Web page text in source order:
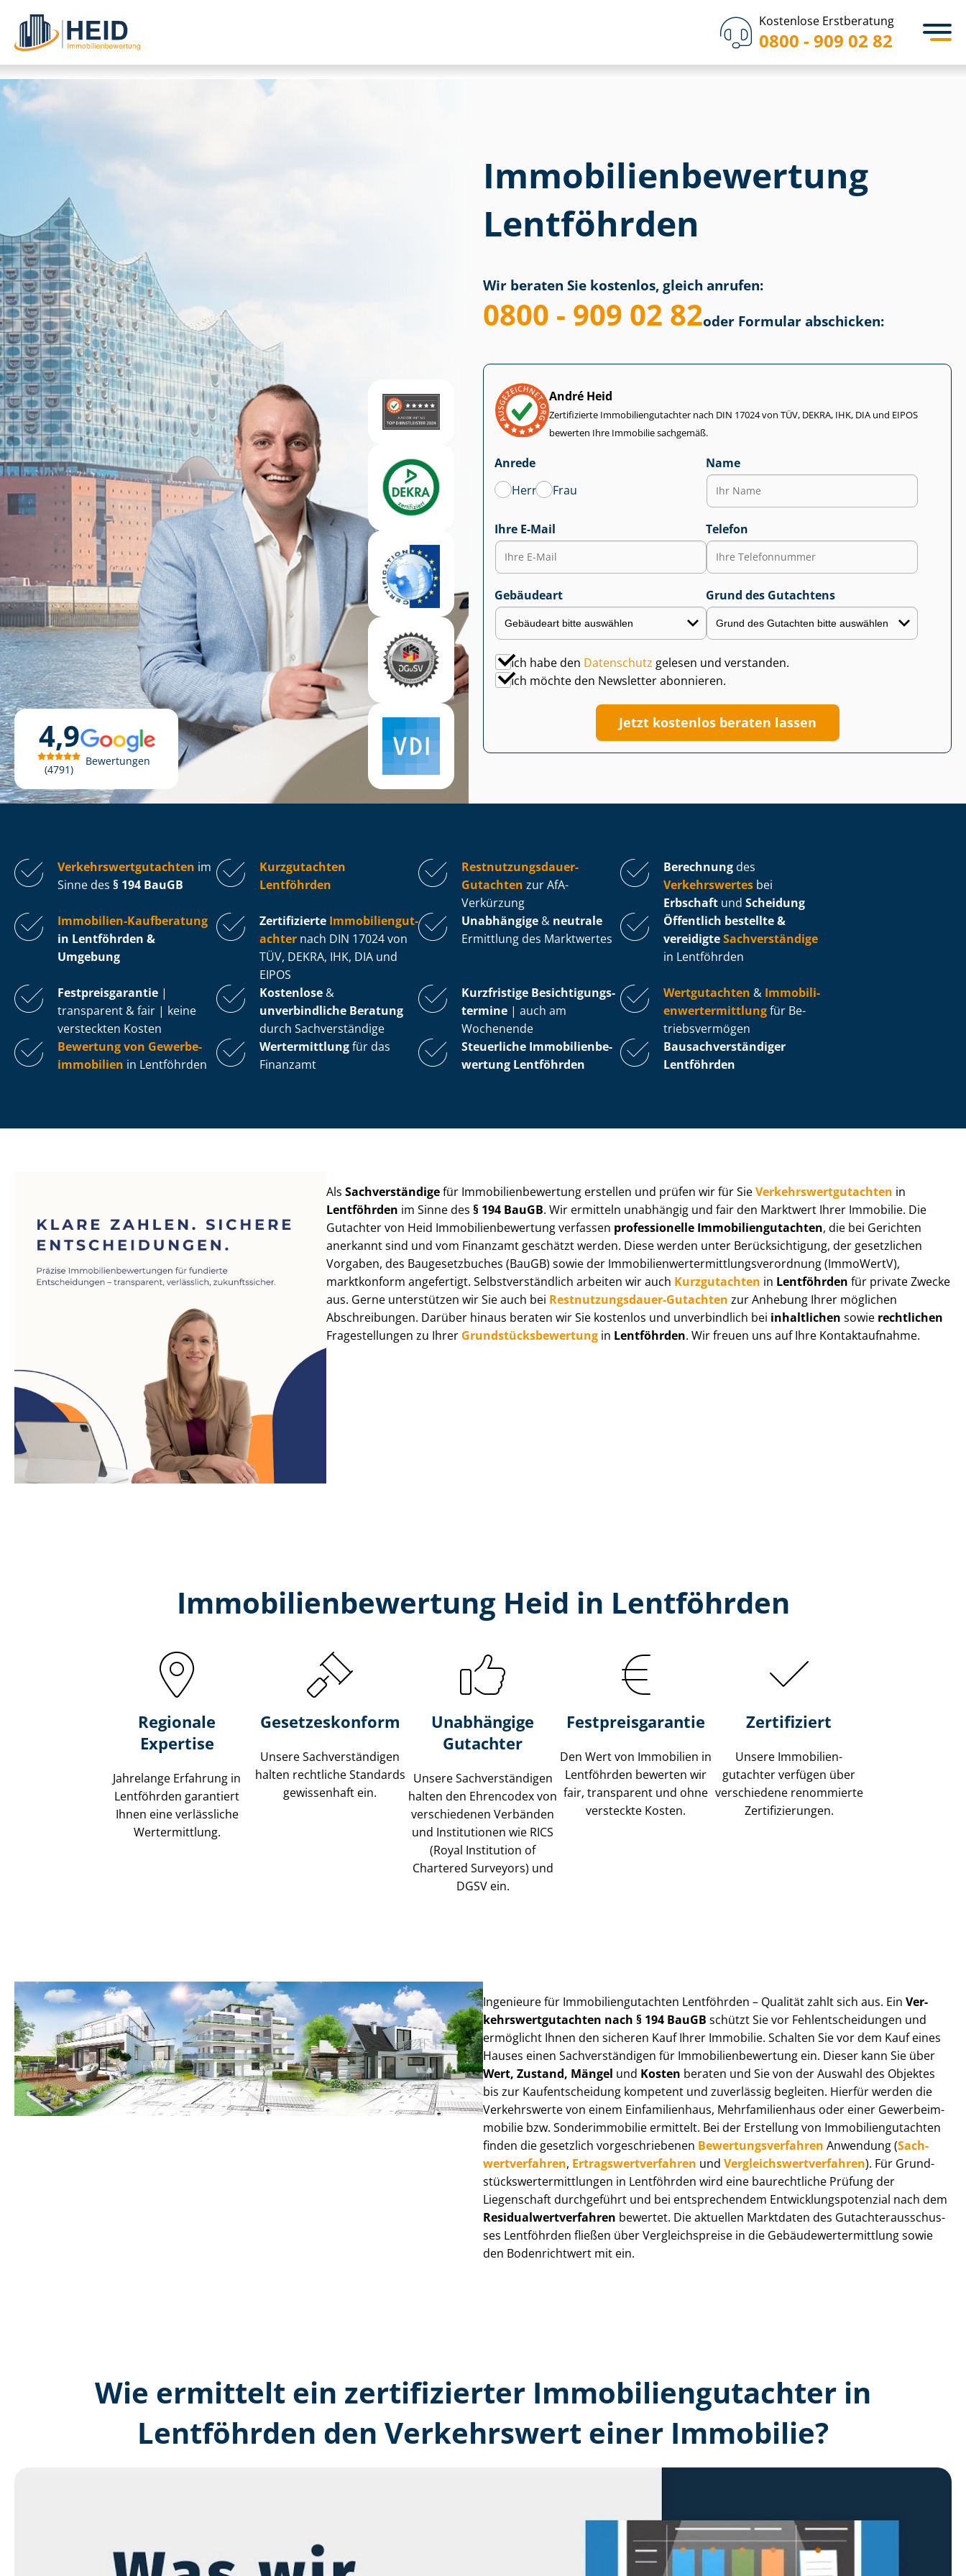
Kostenlose Erstberatung
0800 - 909 02 82
4,9
4791
Bewertungen
Immobilien­bewertung
Lentföhrden
Wir beraten Sie kostenlos, gleich anrufen:
0800 - 909 02 82oder Formular abschicken:
André Heid
Zertifizierte Im­mo­bi­li­en­gut­ach­ter nach DIN 17024 von TÜV, DEKRA, IHK, DIA und EIPOS
bewerten Ihre Immobilie sachgemäß.
Anrede
Herr
Frau
Name
Ihre E-Mail Telefon
Gebäudeart Grund des Gutachtens
Ich habe den Datenschutz gelesen und verstanden.
Ich möchte den Newsletter abonnieren.
Jetzt kostenlos beraten lassen
Ver­kehrs­wert­gut­ach­ten im
Sinne des § 194 BauGB
Kurzgutachten
Lentföhrden
Rest­nut­zungs­dau­er-
Gutachten zur AfA-
Verkürzung
Berechnung des
Verkehrswertes bei
Erbschaft und Scheidung
Immobilien-Kaufberatung
in Lentföhrden &
Umgebung
Zertifizierte Im­mo­bi­li­en­gut­
ach­ter nach DIN 17024 von
TÜV, DEKRA, IHK, DIA und
EIPOS
Unabhängige & neutrale
Ermittlung des Marktwertes
Öffentlich bestellte &
vereidigteSachverständige
in Lentföhrden
Fest­preis­ga­ran­tie |
transparent & fair | keine
versteckten Kosten
Kostenlose &
unverbindliche Beratung
durch Sachverständige
Kurzfristige Be­sich­ti­gungs­
ter­mi­ne | auch am
Wochenende
Wertgutachten & Im­mo­bi­li­
en­wert­ermitt­lungfür Be­
triebs­ver­mö­gen
Bewertung von Ge­wer­be­
im­mo­bi­li­en in Lentföhrden
Wertermittlungfür das
Finanzamt
Steuerliche Im­mo­bi­li­en­be­
wer­tung Lentföhrden
Bau­sach­ver­stän­di­ger
Lentföhrden
AlsSachverständigefür Im­mo­bi­li­en­be­wer­tung erstellen und prüfen wir für SieVer­kehrs­wert­gut­ach­ten in
Lentföhrden im Sinne des§ 194 BauGB. Wir ermitteln unabhängig und fair den Marktwert Ihrer Immobilie. Die
Gutachter von Heid Im­mo­bi­li­en­be­wer­tung verfassen professionelle Im­mo­bi­li­en­gut­ach­ten, die bei Gerichten
anerkannt sind und vom Finanzamt geschätzt werden. Diese werden unter Be­rück­sich­ti­gung, der gesetzlichen
Vorgaben, des Baugesetzbuches (BauGB) sowie der Im­mo­bi­li­en­wert­ermitt­lungs­ver­ord­nung (ImmoWertV),
marktkonform angefertigt. Selbst­ver­ständ­lich arbeiten wir auch Kurzgutachten in Lentföhrden für private Zwecke
aus. Gerne unterstützen wir Sie auch bei Rest­nut­zungs­dau­er-Gutachten zur Anhebung Ihrer möglichen
Abschreibungen. Darüber hinaus beraten wir Sie kostenlos und unverbindlich bei inhaltlichen sowie rechtlichen
Fragestellungen zu Ihrer Grund­stücks­be­wer­tung in Lentföhrden. Wir freuen uns auf Ihre Kontaktaufnahme.
Immobilien­bewertung Heid in Lentföhrden
Regionale
Expertise
Jahrelange Erfahrung in
Lentföhrden garantiert
Ihnen eine verlässliche
Wertermittlung.
Gesetzes­konform
Unsere Sach­ver­stän­di­gen
halten rechtliche Standards
gewissenhaft ein.
Unabhängige
Gutachter
Unsere Sach­ver­stän­di­gen
halten den Ehrencodex von
verschiedenen Verbänden
und Institutionen wie RICS
(Royal Institution of
Chartered Surveyors) und
DGSV ein.
Festpreis​garantie
Den Wert von Immobilien in
Lentföhrden bewerten wir
fair, transparent und ohne
versteckte Kosten.
Zertifiziert
Unsere Immobilien­
gutachter verfügen über
verschiedene renommierte
Zer­ti­fi­zie­run­gen.
Ingenieure für Im­mo­bi­li­en­gut­ach­ten Lentföhrden – Qualität zahlt sich aus. Ein Ver­
kehrs­wert­gut­ach­ten nach § 194 BauGB schützt Sie vor Fehl­ent­schei­dun­gen und
ermöglicht Ihnen den sicheren Kauf Ihrer Immobilie. Schalten Sie vor dem Kauf eines
Hauses einen Sach­ver­stän­di­gen für Im­mo­bi­li­en­be­wer­tung ein. Dieser kann Sie über
Wert, Zustand, Mängel und Kosten beraten und Sie von der Auswahl des Objektes
bis zur Kauf­ent­schei­dung kompetent und zuverlässig begleiten. Hierfür werden die
Verkehrswerte von einem Einfamilienhaus, Mehr­fa­mi­li­en­haus oder einer Ge­wer­be­im­
mo­bi­lie bzw. Sonderimmobilie ermittelt. Bei der Erstellung von Im­mo­bi­li­en­gut­ach­ten
finden die gesetzlich vor­ge­schrie­be­nen Be­wer­tungs­ver­fah­ren Anwendung (Sach­
wert­ver­fah­ren, Er­trags­wert­ver­fah­ren und Ver­gleichs­wert­ver­fah­ren). Für Grund­
stücks­wert­ermitt­lun­gen in Lentföhrden wird eine baurechtliche Prüfung der
Liegenschaft durchgeführt und bei entsprechendem Ent­wick­lungs­po­ten­zi­al nach dem
Re­si­du­al­wert­ver­fah­ren bewertet. Die aktuellen Marktdaten des Gut­ach­ter­aus­schus­
ses Lentföhrden fließen über Ver­gleichs­prei­se in die Ge­bäu­de­wert­ermitt­lung sowie
den Bodenrichtwert mit ein.
Wie ermittelt ein zertifizierter Immobilien­gutachter in
Lentföhrden den Verkehrswert einer Immobilie?